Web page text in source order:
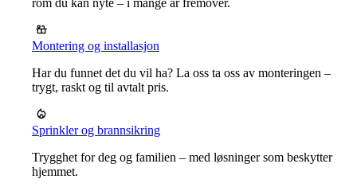
rom du kan nyte – i mange år fremover.
Montering og installasjon
Har du funnet det du vil ha? La oss ta oss av monteringen –
trygt, raskt og til avtalt pris.
Sprinkler og brannsikring
Trygghet for deg og familien – med løsninger som beskytter
hjemmet.